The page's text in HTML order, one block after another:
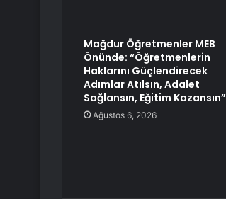
Mağdur Öğretmenler MEB
Önünde: “Öğretmenlerin
Haklarını Güçlendirecek
Adımlar Atılsın, Adalet
Sağlansın, Eğitim Kazansın”
Ağustos 6, 2026